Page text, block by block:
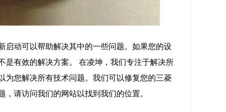
启动可以帮助解决其中的一些问题。如果您的设
是有效的解决方案。 在凌坤，我们专注于解决所
为您解决所有技术问题。我们可以修复您的三菱
请访问我们的网站以找到我们的位置。